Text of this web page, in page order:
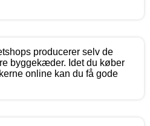
producerer selv de
byggekæder. Idet du køber
online kan du få gode